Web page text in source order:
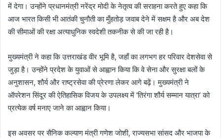
में देगा। उन्होंने प्रधानमंत्री नरेंद्र मोदी के नेतृत्व की सराहना करते हुए कहा कि
आज भारत किसी भी आतंकी चुनौती का मुँहतोड़ जवाब देने में सक्षम है और अब देश
की सीमाओं की रक्षा अत्याधुनिक स्वदेशी तकनीक से की जा रही है।
मुख्यमंत्री ने कहा कि उत्तराखंड वीर भूमि है, जहाँ का लगभग हर परिवार देशसेवा से
जुड़ा है। उन्होंने प्रदेश के युवाओं से आह्वान किया कि वे सेना और सुरक्षा बलों के
अनुशासन, शौर्य और राष्ट्रसेवा की प्रेरणा लेकर आगे बढ़ें। मुख्यमंत्री ने
ऑपरेशन सिंदूर की ऐतिहासिक विजय के उपलक्ष्य में ‘तिरंगा शौर्य सम्मान यात्रा’ को
प्रत्येक वर्ष मनाए जाने का आह्वान किया।
इस अवसर पर सैनिक कल्याण मंत्री गणेश जोशी, राज्यसभा सांसद और भाजपा के